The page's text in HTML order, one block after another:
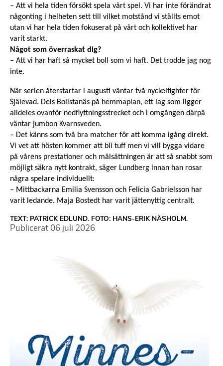
– Att vi hela tiden försökt spela vårt spel. Vi har inte förändrat
någonting i helheten sett till vilket motstånd vi ställts emot
utan vi har hela tiden fokuserat på vårt och kollektivet har
varit starkt.
Något som överraskat dig?
– Att vi har haft så mycket boll som vi haft. Det trodde jag nog
inte.
När serien återstartar i augusti väntar två nyckelfighter för
Själevad. Dels Bollstanäs på hemmaplan, ett lag som ligger
alldeles ovanför nedflyttningsstrecket och i omgången därpå
väntar jumbon Kvarnsveden.
– Det känns som två bra matcher för att komma igång direkt.
Vi vet att hösten kommer att bli tuff men vi vill bygga vidare
på vårens prestationer och målsättningen är att så snabbt som
möjligt säkra nytt kontrakt, säger Lundberg innan han rosar
några spelare individuellt:
– Mittbackarna Emilia Svensson och Felicia Gabrielsson har
varit ledande. Maja Bostedt har varit jättenyttig centralt.
TEXT: PATRICK EDLUND. FOTO: HANS-ERIK NÄSHOLM.
Publicerat 06 juli 2026